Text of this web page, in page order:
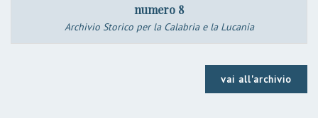
numero 8
Archivio Storico per la Calabria e la Lucania
vai all'archivio